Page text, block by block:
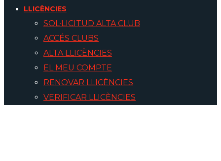
LLICÈNCIES
SOL·LICITUD ALTA CLUB
ACCÉS CLUBS
ALTA LLICÈNCIES
EL MEU COMPTE
RENOVAR LLICÈNCIES
VERIFICAR LLICÈNCIES